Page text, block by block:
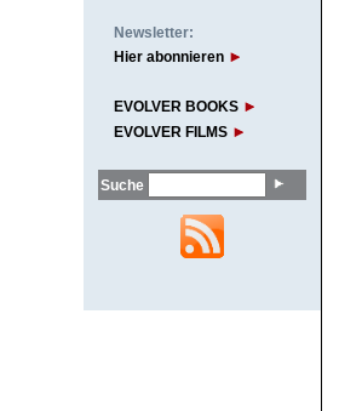
Newsletter:
Hier abonnieren
EVOLVER BOOKS
EVOLVER FILMS
Suche